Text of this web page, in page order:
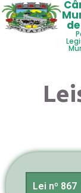
Lei nº 867